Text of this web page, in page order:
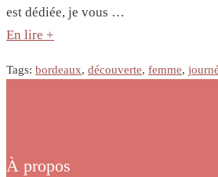
est dédiée, je vous …
En lire +
Tags: bordeaux, découverte, femme,
À propos